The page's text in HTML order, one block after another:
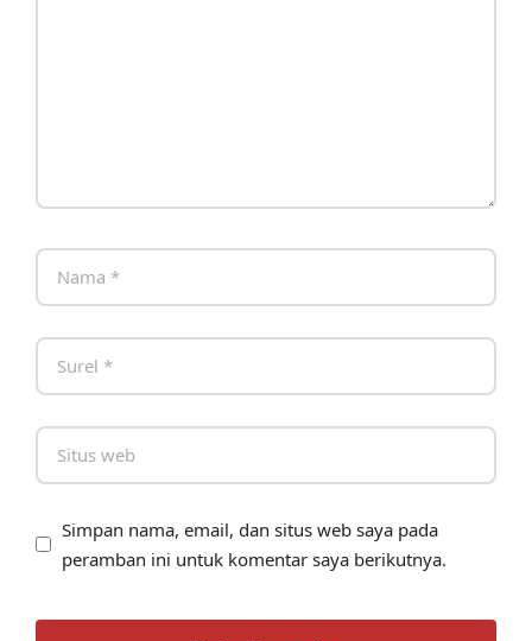
Simpan nama, email, dan situs web saya pada
peramban ini untuk komentar saya berikutnya.